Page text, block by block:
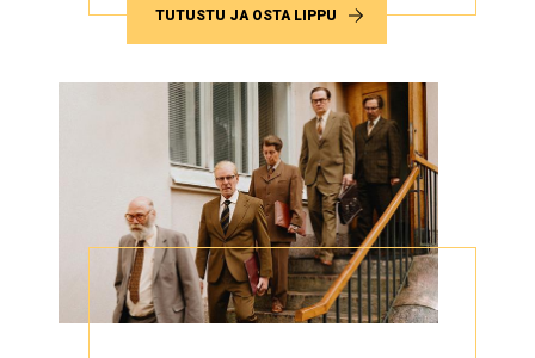
TUTUSTU JA OSTA LIPPU